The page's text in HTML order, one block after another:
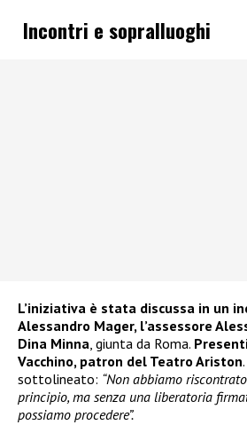
Incontri e sopralluoghi
L’iniziativa è stata discussa in un
Alessandro Mager, l’assessore
Dina Minna, giunta da Roma.
Vacchino, patron del Teatro Ariston.
sottolineato: “Non abbiamo
principio, ma senza una liberatoria
possiamo procedere”.